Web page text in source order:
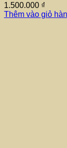
1.500.000 ₫
Thêm vào giỏ